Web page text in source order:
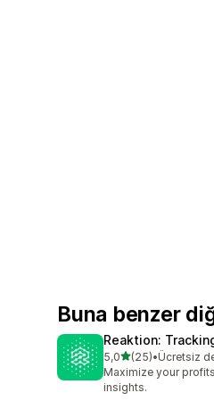
Buna benzer
Reaktion:
5,05 yıldız üzerinden
(25)
toplam 25•Ücretsiz
Maximize your
insights.